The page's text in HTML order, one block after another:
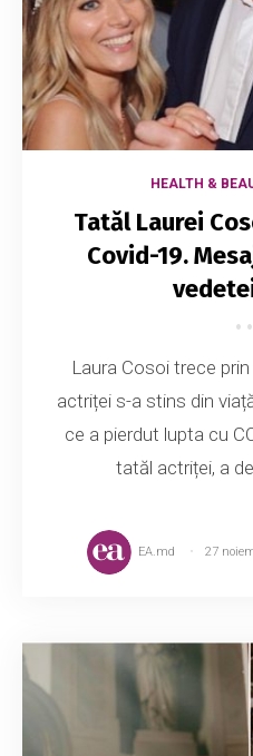
HEALTH &
Tatăl Laurei
Covid-19.
Laura Cosoi trece
actriței s-a stins din
ce a pierdut lupta cu
tatăl actriței, a
EA.md 27